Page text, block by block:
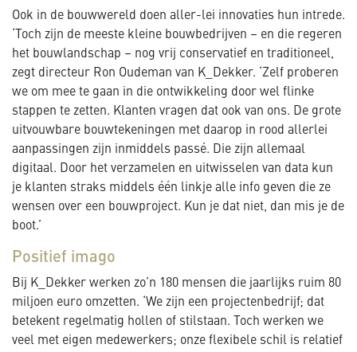
Ook in de bouwwereld doen aller-lei innovaties hun intrede.
‘Toch zijn de meeste kleine bouwbedrijven – en die regeren
het bouwlandschap – nog vrij conservatief en traditioneel,
zegt directeur Ron Oudeman van K_Dekker. ‘Zelf proberen
we om mee te gaan in die ontwikkeling door wel flinke
stappen te zetten. Klanten vragen dat ook van ons. De grote
uitvouwbare bouwtekeningen met daarop in rood allerlei
aanpassingen zijn inmiddels passé. Die zijn allemaal
digitaal. Door het verzamelen en uitwisselen van data kun
je klanten straks middels één linkje alle info geven die ze
wensen over een bouwproject. Kun je dat niet, dan mis je de
boot.’
Positief imago
Bij K_Dekker werken zo’n 180 mensen die jaarlijks ruim 80
miljoen euro omzetten. ‘We zijn een projectenbedrijf; dat
betekent regelmatig hollen of stilstaan. Toch werken we
veel met eigen medewerkers; onze flexibele schil is relatief